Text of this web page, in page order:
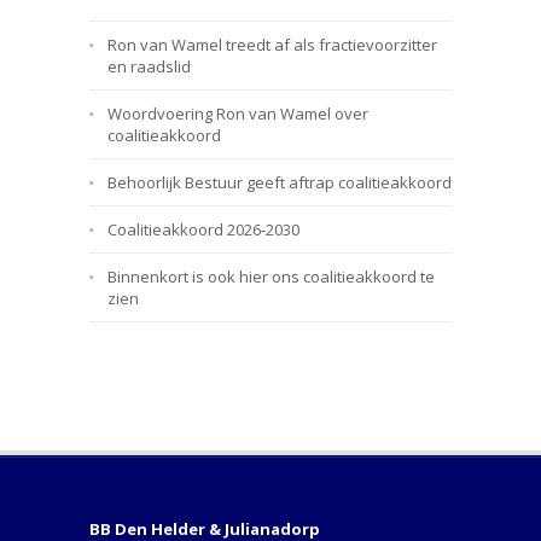
Ron van Wamel treedt af als fractievoorzitter
en raadslid
Woordvoering Ron van Wamel over
coalitieakkoord
Behoorlijk Bestuur geeft aftrap coalitieakkoord
Coalitieakkoord 2026-2030
Binnenkort is ook hier ons coalitieakkoord te
zien
BB Den Helder & Julianadorp